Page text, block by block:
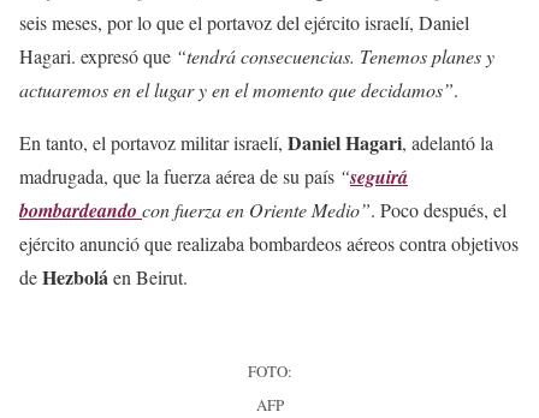
seis meses, por lo que el portavoz del ejército israelí, Daniel
Hagari. expresó que “tendrá consecuencias. Tenemos planes y
actuaremos en el lugar y en el momento que decidamos”.
En tanto, el portavoz militar israelí, Daniel Hagari, adelantó la
madrugada, que la fuerza aérea de su país “seguirá
bombardeando con fuerza en Oriente Medio”. Poco después, el
ejército anunció que realizaba bombardeos aéreos contra objetivos
deHezboláen Beirut.
FOTO:
AFP